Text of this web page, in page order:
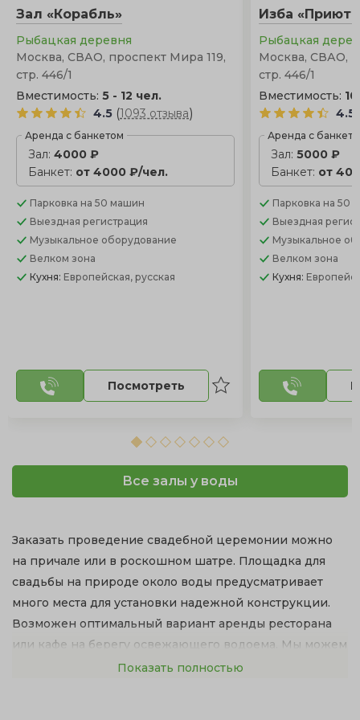
от закрытой террасы.
Зал «Корабль»
Рыбацкая деревня
Москва, СВАО, проспект Мира 119,
стр. 446/1
Вместимость: 5 - 12 чел.
4.5 (1093 отзыва)
Аренда с банкетом
Зал: 4000 ₽
Банкет: от 4000 ₽/чел.
Парковка на 50 машин
Выездная регистрация
Музыкальное оборудование
Велком зона
Кухня: Европейская, русская
Посмотреть
Изба «Приют
Рыбацкая
Москва, СВАО,
стр. 446/1
Вместимость:
4.5
Аренда с
Зал:5000 ₽
Банкет: от
Парковка на 50
Выездная
Музыкальное
Велком зона
Кухня:
Все залы у воды
Заказать проведение свадебной церемонии можно
на причале или в роскошном шатре. Площадка для
свадьбы на природе около воды предусматривает
много места для установки надежной конструкции.
Возможен оптимальный вариант аренды ресторана
или кафе на берегу освежающего водоема. Мы можем
предложить великолепные банкетные залы с
Показать полностью